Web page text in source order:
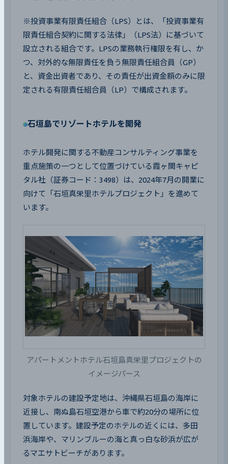
※投資事業有限責任組合（LPS）とは、「投資事業有
限責任組合契約に関する法律」（LPS法）に基づいて
設立される組合です。LPSの業務執行権限を有し、か
つ、対外的な無限責任を負う無限責任組合員（GP）
と、資金出資者であり、その責任が出資金額のみに限
定される有限責任組合員（LP）で構成されます。
石垣島でリゾートホテルを開発
ホテル開発に関する不動産コンサルティング事業を
重点施策の一つとして位置づけている霞ヶ関キャピ
タル社（証券コード：3498）は、2024年7月の開業に
向けて「石垣真栄里ホテルプロジェクト」を進めて
います。
アパートメントホテル石垣島真栄里プロジェクトの
イメージパース
対象ホテルの建設予定地は、沖縄県石垣島の海岸に
近接し、南ぬ島石垣空港から車で約20分の場所に位
置しています。建設予定のホテルの近くには、多田
浜海岸や、マリンブルーの海と真っ白な砂浜が広が
るマエサトビーチがあります。